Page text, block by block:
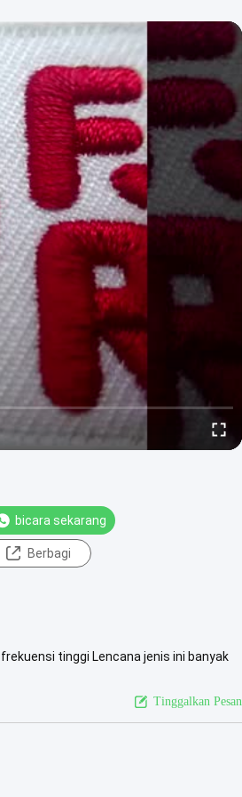
bicara sekarang
Berbagi
tinggi Lencana jenis ini banyak
Tinggalkan Pesan